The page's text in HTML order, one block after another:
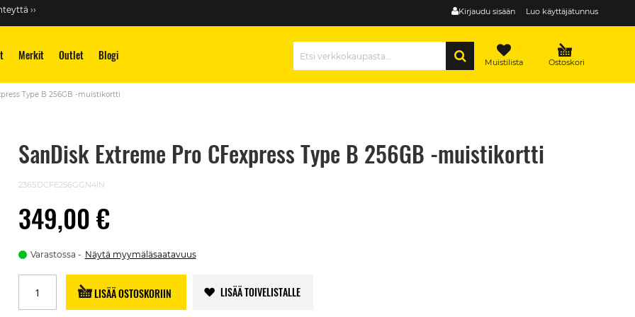
Kirjaudu sisään Luo käyttäjätunnus
››
Merkit Outlet Blogi Ostoskori
Muistilista
Type B 256GB -muistikortti
SanDisk Extreme Pro CFexpress Type B 256GB -muistikortti
236SDCFE256GGN4IN
349,00 €
Varastossa Näytä myymäläsaatavuus
LISÄÄ OSTOSKORIIN LISÄÄ TOIVELISTALLE